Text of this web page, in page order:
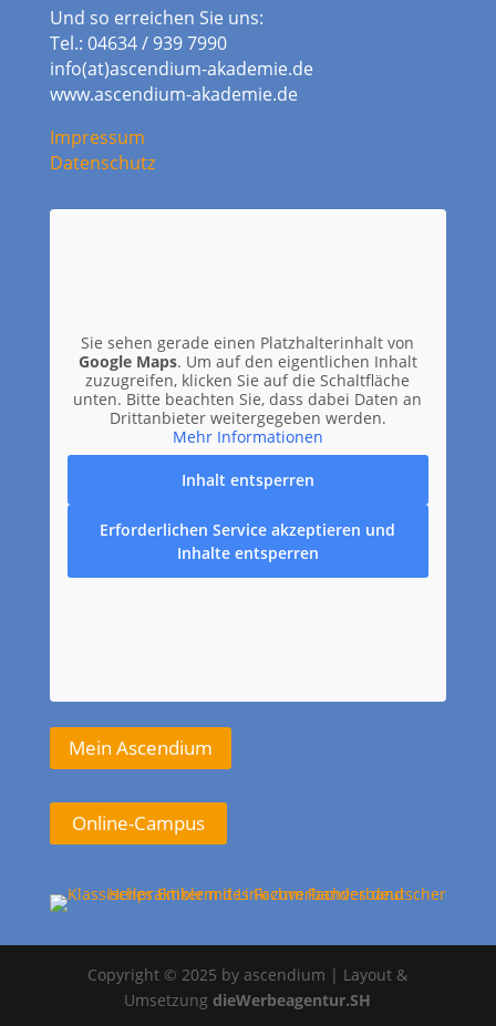
Und so erreichen Sie uns:
Tel.: 04634 / 939 7990
info(at)ascendium-akademie.de
www.ascendium-akademie.de
Impressum
Datenschutz
Sie sehen gerade einen Platzhalterinhalt von
Google Maps. Um auf den eigentlichen Inhalt
zuzugreifen, klicken Sie auf die Schaltfläche
unten. Bitte beachten Sie, dass dabei Daten an
Drittanbieter weitergegeben werden.
Mehr Informationen
Inhalt entsperren
Erforderlichen Service akzeptieren und
Inhalte entsperren
Mein Ascendium
Online-Campus
Copyright © 2025 by ascendium | Layout &
UmsetzungdieWerbeagentur.SH